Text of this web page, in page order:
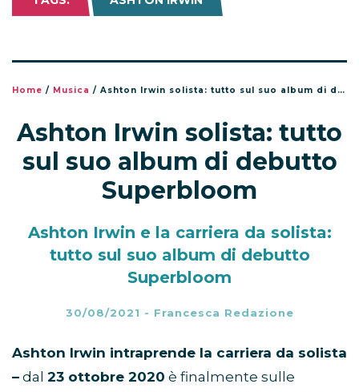
Home / Musica / Ashton Irwin solista: tutto sul suo album di debutto Superbloom
Ashton Irwin solista: tutto
sul suo album di debutto
Superbloom
Ashton Irwin e la carriera da solista:
tutto sul suo album di debutto
Superbloom
30/08/2021 - Francesca Redazione
Ashton Irwin intraprende la carriera da solista
– dal 23 ottobre 2020 è finalmente sulle